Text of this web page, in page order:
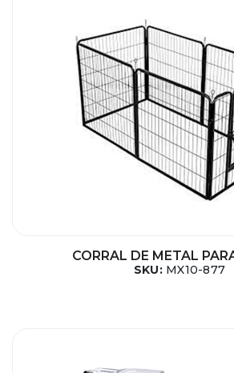
CORRAL DE METAL
SKU: MX10-877